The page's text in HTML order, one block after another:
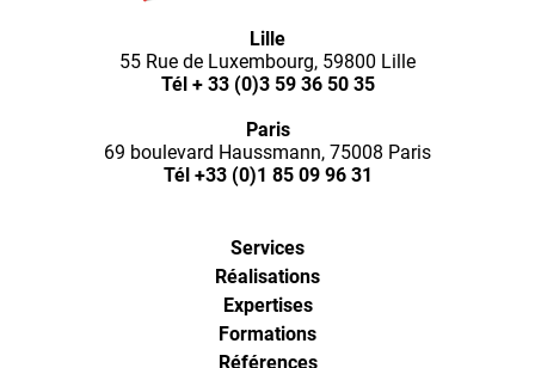
Optimal
Ways,
l'agence
de
digital
analytics
Lille
55 Rue de Luxembourg, 59800 Lille
Tél + 33 (0)3 59 36 50 35
Paris
69 boulevard Haussmann, 75008 Paris
Tél +33 (0)1 85 09 96 31
Services
Réalisations
Expertises
Formations
Références